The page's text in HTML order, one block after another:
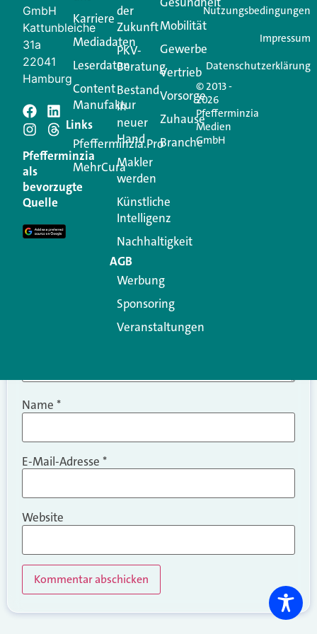
Jetzt anmelden
Schreiben Sie einen
Kommentar
Ihre E-Mail-Adresse wird nicht veröffentlicht.
Erforderliche Felder sind mit
Kommentar
Name *
E-Mail-Adresse *
Website
Alternative:
GmbH
Kattunbleiche
31a
22041
Hamburg
Pfefferminzia
als
bevorzugte
Quelle
Karriere
Mediadaten
Leserdaten
Content
Manufaktur
Links
Pfefferminzia.Pro
MehrCura
der
Zukunft
PKV-
Beratung
Bestand
in
neuer
Hand
Makler
werden
Künstliche
Intelligenz
Nachhaltigkeit
AGB
Werbung
Sponsoring
Veranstaltungen
Mobilität
Gewerbe
Vertrieb
Vorsorge
Zuhause
Branche
© 2013 -
2026
Pfefferminzia
Medien
GmbH
Nutzungsbedingungen
Impressum
Datenschutzerklärung